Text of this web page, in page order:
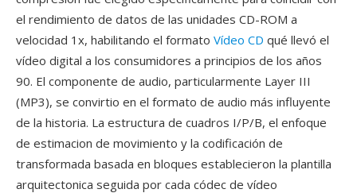
el rendimiento de datos de las unidades CD-ROM a
velocidad 1x, habilitando el formato Vídeo CD qué llevó el
vídeo digital a los consumidores a principios de los años
90. El componente de audio, particularmente Layer III
(MP3), se convirtio en el formato de audio más influyente
de la historia. La estructura de cuadros I/P/B, el enfoque
de estimacion de movimiento y la codificación de
transformada basada en bloques establecieron la plantilla
arquitectonica seguida por cada códec de vídeo